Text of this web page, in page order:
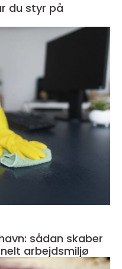
sådan skaber
arbejdsmiljø